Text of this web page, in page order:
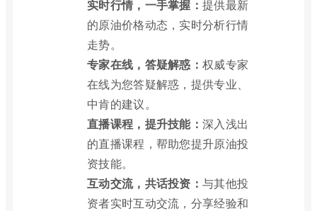
实时行情，一手掌握： 提供最新
的原油价格动态，实时分析行情
走势。
专家在线，答疑解惑： 权威专家
在线为您答疑解惑，提供专业、
中肯的建议。
直播课程，提升技能： 深入浅出
的直播课程，帮助您提升原油投
资技能。
互动交流，共话投资： 与其他投
资者实时互动交流，分享经验和